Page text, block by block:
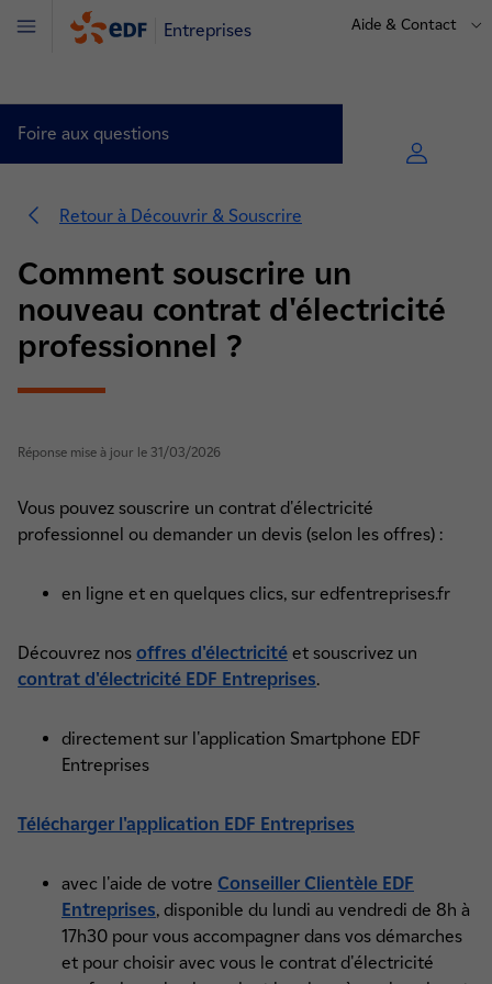
Entreprises Aide & Contact
Menu
Foire aux questions
Découvrir & Souscrire (7)
Modifier votre contrat (7)
Résilier votre contrat (3)
Sociétés de Gestion Immobilière (2)
Retour à Découvrir & Souscrire
Comment souscrire un
nouveau contrat d'électricité
professionnel ?
Réponse mise à jour le 31/03/2026
Vous pouvez souscrire un contrat d'électricité
professionnel ou demander un devis (selon les offres) :
en ligne et en quelques clics, sur edfentreprises.fr
Découvrez nos offres d'électricité et souscrivez un
contrat d'électricité EDF Entreprises.
directement sur l'application Smartphone EDF
Entreprises
Télécharger l'application EDF Entreprises
avec l'aide de votre Conseiller Clientèle EDF
Entreprises, disponible du lundi au vendredi de 8h à
17h30 pour vous accompagner dans vos démarches
et pour choisir avec vous le contrat d'électricité